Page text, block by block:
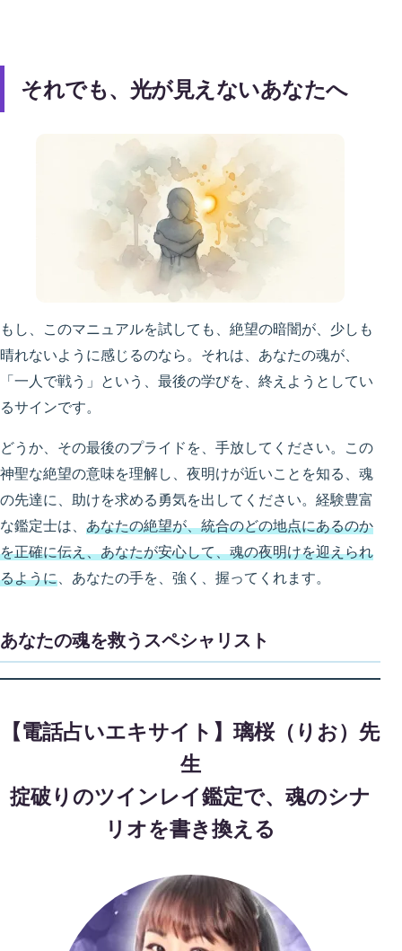
それでも、光が見えないあなたへ
もし、このマニュアルを試しても、絶望の暗闇が、少しも
晴れないように感じるのなら。それは、あなたの魂が、
「一人で戦う」という、最後の学びを、終えようとしてい
るサインです。
どうか、その最後のプライドを、手放してください。この
神聖な絶望の意味を理解し、夜明けが近いことを知る、魂
の先達に、助けを求める勇気を出してください。経験豊富
な鑑定士は、 あなたの絶望が、統合のどの地点にあるのか
を正確に伝え、あなたが安心して、魂の夜明けを迎えられ
るように 、あなたの手を、強く、握ってくれます。
あなたの魂を救うスペシャリスト
【電話占いエキサイト】璃桜（りお）先
生
掟破りのツインレイ鑑定で、魂のシナ
リオを書き換える